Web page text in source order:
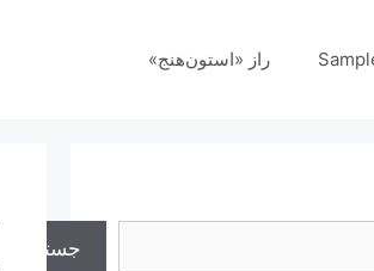
راز «استون‌هنج»
جستجو